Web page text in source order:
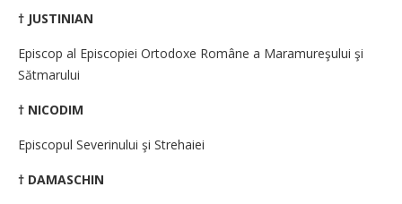
† JUSTINIAN
Episcop al Episcopiei Ortodoxe Române a Maramureşului şi
Sătmarului
† NICODIM
Episcopul Severinului şi Strehaiei
† DAMASCHIN